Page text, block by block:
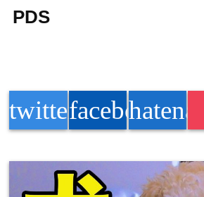
PDS
twitterfacebook